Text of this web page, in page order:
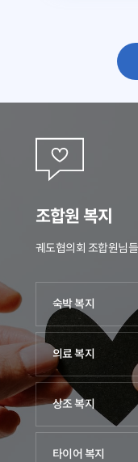
조합원 복지
궤도협의회 조합원님
숙박 복지
의료 복지
상조 복지
타이어 복지